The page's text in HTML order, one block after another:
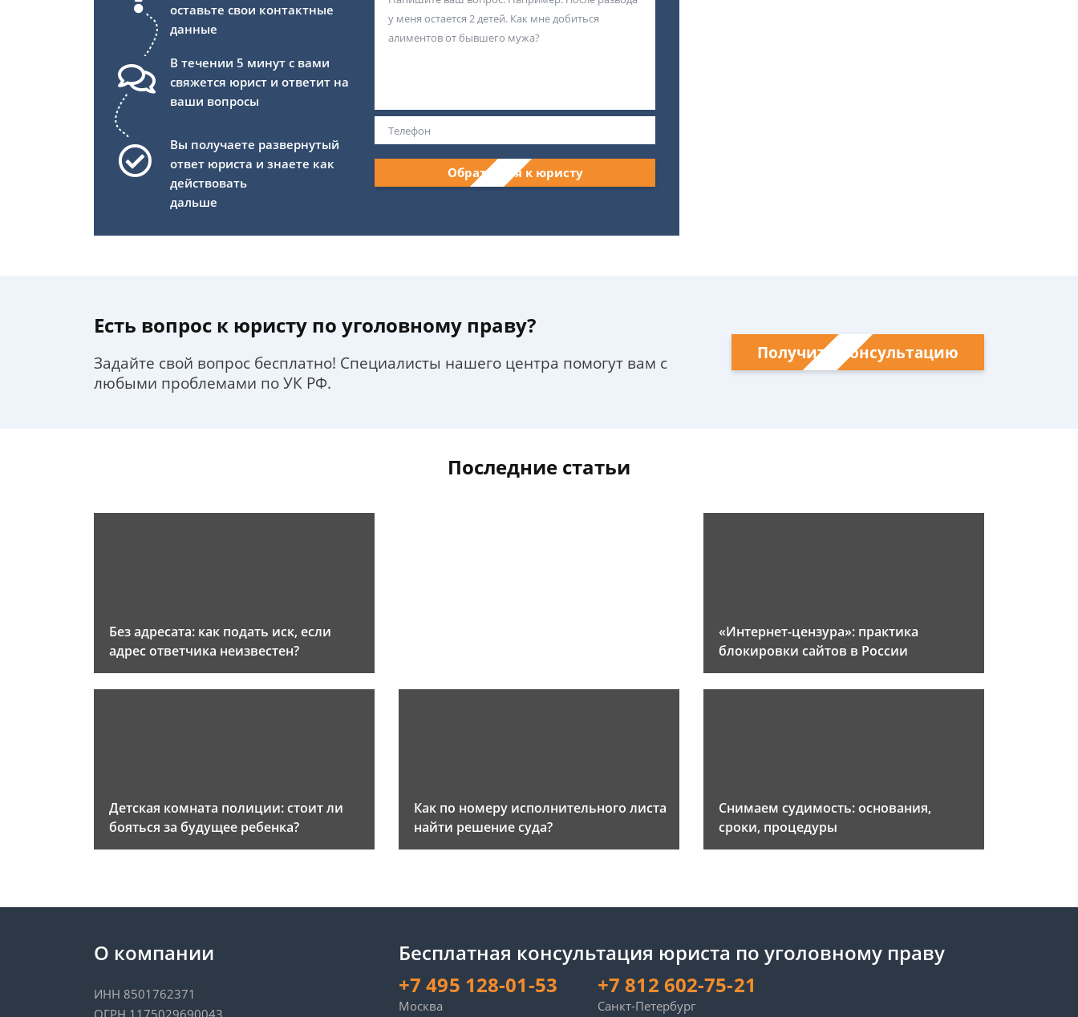
оставьте свои контактные
данные
В течении 5 минут с вами
свяжется юрист и ответит на
ваши вопросы
Вы получаете развернутый
ответ юриста и знаете как
действовать
дальше
Обратиться к юристу
Есть вопрос к юристу по уголовному праву?
Задайте свой вопрос бесплатно! Специалисты нашего центра помогут вам с
любыми проблемами по УК РФ.
Получить консультацию
Последние статьи
Без адресата: как подать иск, если
адрес ответчика неизвестен?
«Интернет-цензура»: практика
блокировки сайтов в России
Детская комната полиции: стоит ли
бояться за будущее ребенка?
Как по номеру исполнительного листа
найти решение суда?
Снимаем судимость: основания,
сроки, процедуры
О компании
ИНН 8501762371
Бесплатная консультация юриста по уголовному праву
+7 495 128-01-53
Москва
+7 812 602-75-21
Санкт-Петербург